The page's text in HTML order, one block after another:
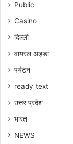
Public
Casino
दिल्ली
वायरल अड्डा
पर्यटन
ready_text
उत्तर प्रदेश
भारत
NEWS